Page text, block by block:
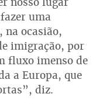
uma
na ocasião,
imigração, por
fluxo imenso de
a Europa, que
diz.